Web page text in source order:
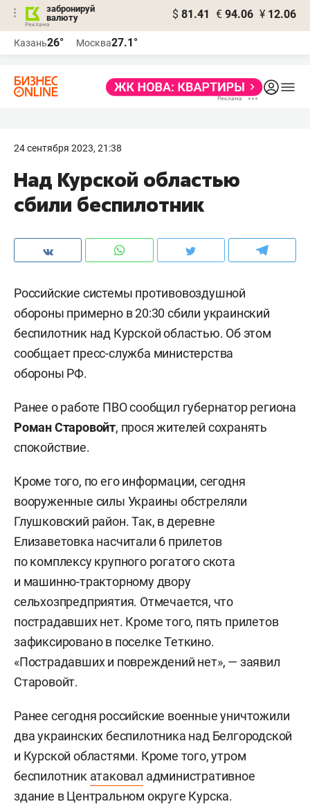
забронируй
валюту
$ 81.41 € 94.06 ¥ 12.06
Казань26° Москва27.1°
24 сентября 2023, 21:38
Над Курской областью
сбили беспилотник
Российские системы противовоздушной
обороны примерно в 20:30 сбили украинский
беспилотник над Курской областью. Об этом
сообщает пресс-служба министерства
обороны РФ.
Ранее о работе ПВО сообщил губернатор региона
Роман Старовойт, прося жителей сохранять
спокойствие.
Кроме того, по его информации, сегодня
вооруженные силы Украины обстреляли
Глушковский район. Так, в деревне
Елизаветовка насчитали 6 прилетов
по комплексу крупного рогатого скота
и машинно-тракторному двору
сельхозпредприятия. Отмечается, что
пострадавших нет. Кроме того, пять прилетов
зафиксировано в поселке Теткино.
«Пострадавших и повреждений нет», — заявил
Старовойт.
Ранее сегодня российские военные уничтожили
два украинских беспилотника над Белгородской
и Курской областями. Кроме того, утром
беспилотник атаковал административное
здание в Центральном округе Курска.